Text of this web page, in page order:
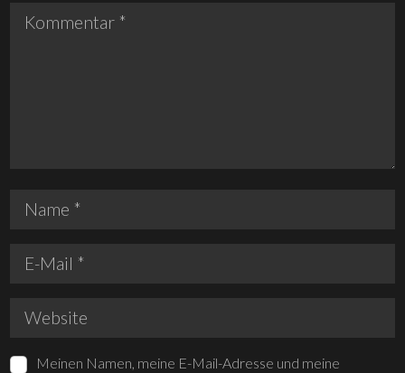
Meinen Namen, meine E-Mail-Adresse und meine